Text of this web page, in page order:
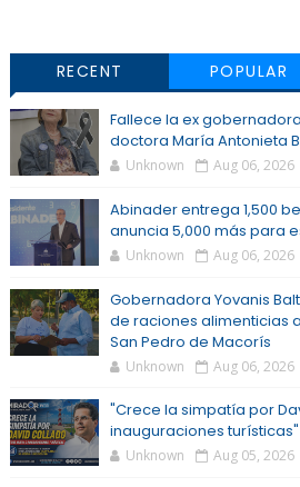
RECENT POPULAR
Fallece la ex
doctora María Antonieta
Unknown Aug 06, 2026
Abinader entrega 1,500
anuncia 5,000 más para
Unknown Aug 06, 2026
Gobernadora Yovanis
de raciones alimenticias
San Pedro de Macorís
Unknown Aug 06, 2026
"Crece la simpatía por
inauguraciones turísticas"
Unknown Aug 05, 2026